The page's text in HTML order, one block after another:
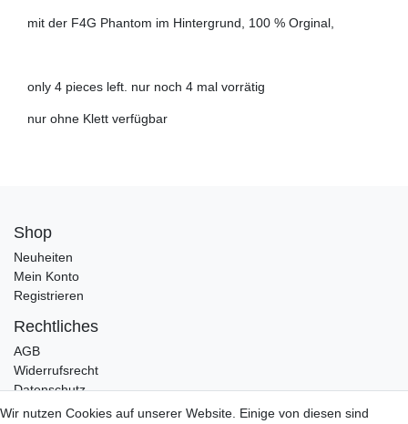
mit der F4G Phantom im Hintergrund, 100 % Orginal,
only 4 pieces left. nur noch 4 mal vorrätig
nur ohne Klett verfügbar
Shop
Neuheiten
Mein Konto
Registrieren
Rechtliches
AGB
Widerrufsrecht
Datenschutz
Impressum
Wir nutzen Cookies auf unserer Website. Einige von diesen sind